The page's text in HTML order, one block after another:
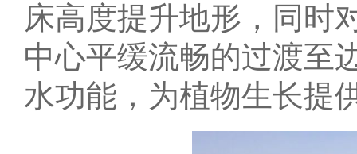
床高度提升地形，同时
中心平缓流畅的过渡至
水功能，为植物生长提